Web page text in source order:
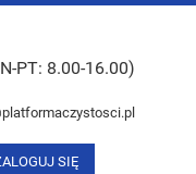
PT: 8.00-16.00)
SIĘ